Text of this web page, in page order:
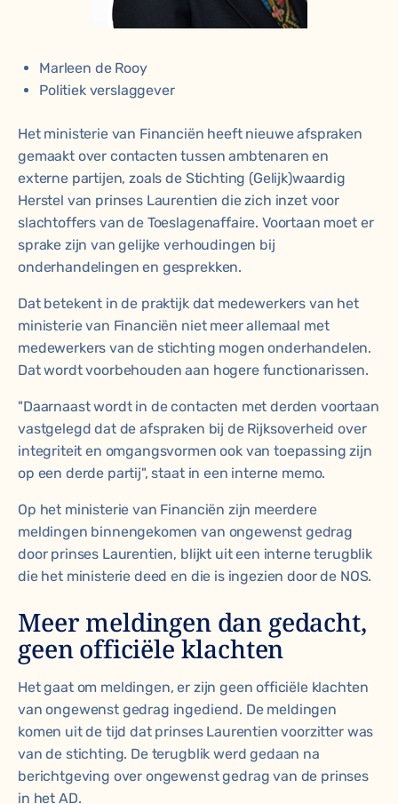
Marleen de Rooy
Politiek verslaggever
Het ministerie van Financiën heeft nieuwe afspraken
gemaakt over contacten tussen ambtenaren en
externe partijen, zoals de Stichting (Gelijk)waardig
Herstel van prinses Laurentien die zich inzet voor
slachtoffers van de Toeslagenaffaire. Voortaan moet er
sprake zijn van gelijke verhoudingen bij
onderhandelingen en gesprekken.
Dat betekent in de praktijk dat medewerkers van het
ministerie van Financiën niet meer allemaal met
medewerkers van de stichting mogen onderhandelen.
Dat wordt voorbehouden aan hogere functionarissen.
"Daarnaast wordt in de contacten met derden voortaan
vastgelegd dat de afspraken bij de Rijksoverheid over
integriteit en omgangsvormen ook van toepassing zijn
op een derde partij", staat in een interne memo.
Op het ministerie van Financiën zijn meerdere
meldingen binnengekomen van ongewenst gedrag
door prinses Laurentien, blijkt uit een interne terugblik
die het ministerie deed en die is ingezien door de NOS.
Meer meldingen dan gedacht,
geen officiële klachten
Het gaat om meldingen, er zijn geen officiële klachten
van ongewenst gedrag ingediend. De meldingen
komen uit de tijd dat prinses Laurentien voorzitter was
van de stichting. De terugblik werd gedaan na
berichtgeving over ongewenst gedrag van de prinses
in het AD.